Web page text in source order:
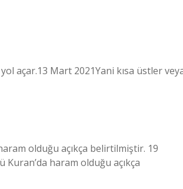
açar.13 Mart 2021Yani kısa üstler
olduğu açıkça belirtilmiştir. 19
Kuran’da haram olduğu açıkça